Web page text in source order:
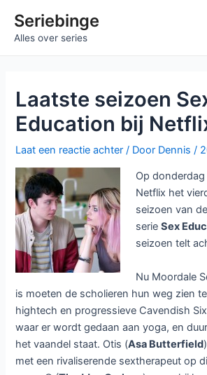
naarSeriebinge
Alles over series
Laatste seizoen
Education bij
Laat een reactie achter / Door Dennis/
Op
Netflix het
seizoen van
serieSex
seizoen telt
Nu Moordale
is moeten de scholieren hun weg zien
hightech en progressieve Cavendish
waar er wordt gedaan aan yoga, en
het vaandel staat. Otis (Asa Butterfield
met een rivaliserende sextherapeut op